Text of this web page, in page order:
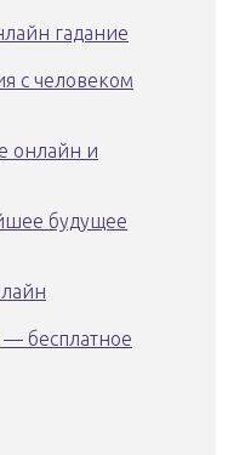
гадание
с человеком
онлайн и
будущее
— бесплатное